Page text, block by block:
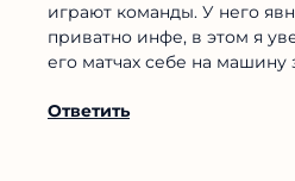
играют команды. У него
приватно инфе, в этом я
его матчах себе на машину
Ответить